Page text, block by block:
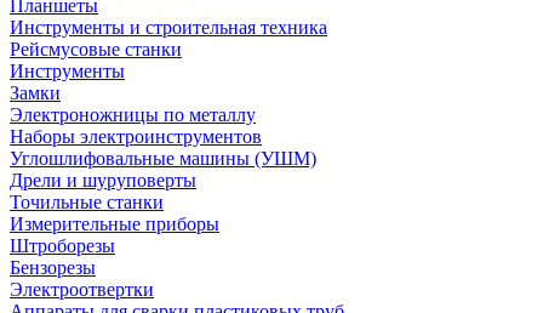
Планшеты
Инструменты и строительная техника
Рейсмусовые станки
Инструменты
Замки
Электроножницы по металлу
Наборы электроинструментов
Углошлифовальные машины (УШМ)
Дрели и шуруповерты
Точильные станки
Измерительные приборы
Штроборезы
Бензорезы
Электроотвертки